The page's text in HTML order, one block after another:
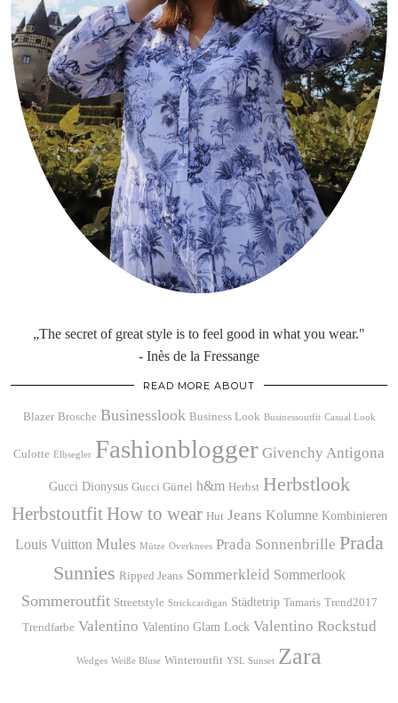
„The secret of great style is to feel good in what you wear."
- Inès de la Fressange
READ MORE ABOUT
Blazer Brosche Businesslook Business Look Businessoutfit Casual Look
Culotte Elbsegler Fashionblogger Givenchy Antigona
Gucci Dionysus Gucci Gürtel h&m Herbst Herbstlook
Herbstoutfit How to wear Hut Jeans Kolumne Kombinieren
Louis Vuitton Mules Mütze Overknees Prada Sonnenbrille Prada
Sunnies Ripped Jeans Sommerkleid Sommerlook
Sommeroutfit Streetstyle Strickcardigan Städtetrip Tamaris Trend2017
Trendfarbe Valentino Valentino Glam Lock Valentino Rockstud
Wedges Weiße Bluse Winteroutfit YSL Sunset Zara